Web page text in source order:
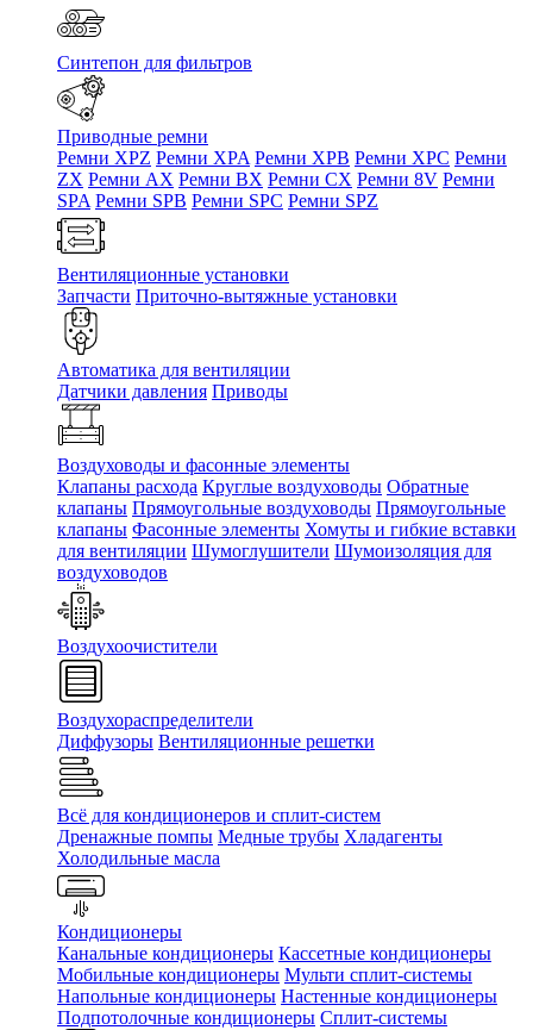
Синтепон для фильтров
Приводные ремни
Ремни XPZ Ремни XPA Ремни XPB Ремни XPC Ремни
ZX Ремни AX Ремни BX Ремни CX Ремни 8V Ремни
SPA Ремни SPB Ремни SPC Ремни SPZ
Вентиляционные установки
Запчасти Приточно-вытяжные установки
Автоматика для вентиляции
Датчики давления Приводы
Воздуховоды и фасонные элементы
Клапаны расхода Круглые воздуховоды Обратные
клапаны Прямоугольные воздуховоды Прямоугольные
клапаны Фасонные элементы Хомуты и гибкие вставки
для вентиляции Шумоглушители Шумоизоляция для
воздуховодов
Воздухоочистители
Воздухораспределители
Диффузоры Вентиляционные решетки
Всё для кондиционеров и сплит-систем
Дренажные помпы Медные трубы Хладагенты
Холодильные масла
Кондиционеры
Канальные кондиционеры Кассетные кондиционеры
Мобильные кондиционеры Мульти сплит-системы
Напольные кондиционеры Настенные кондиционеры
Подпотолочные кондиционеры Сплит-системы